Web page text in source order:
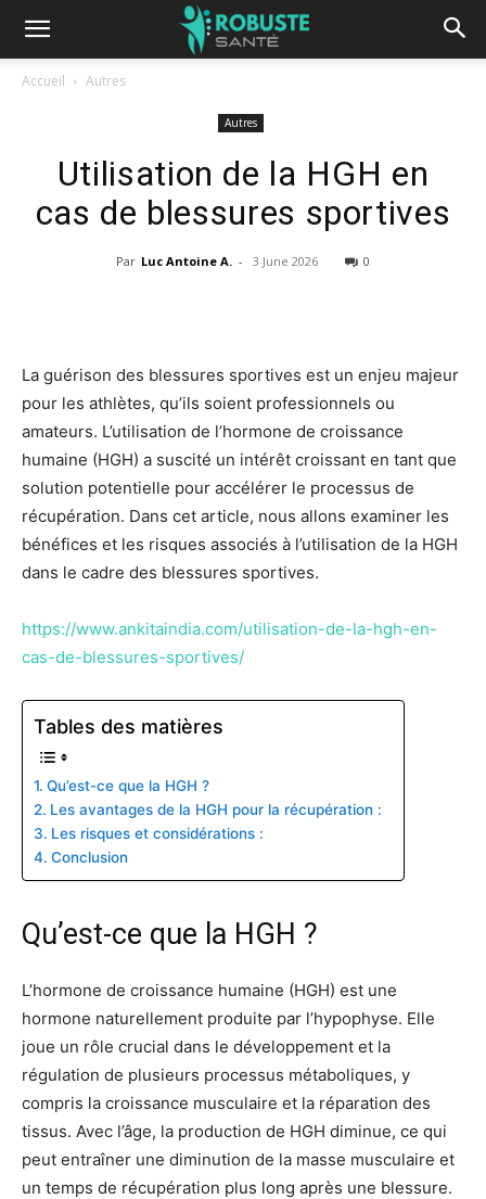
Accueil Autres
Autres
Utilisation de la HGH en
cas de blessures sportives
Par Luc Antoine A. - 3 June 2026 0
La guérison des blessures sportives est un enjeu majeur
pour les athlètes, qu’ils soient professionnels ou
amateurs. L’utilisation de l’hormone de croissance
humaine (HGH) a suscité un intérêt croissant en tant que
solution potentielle pour accélérer le processus de
récupération. Dans cet article, nous allons examiner les
bénéfices et les risques associés à l’utilisation de la HGH
dans le cadre des blessures sportives.
https://www.ankitaindia.com/utilisation-de-la-hgh-en-
cas-de-blessures-sportives/
Tables des matières
Qu’est-ce que la HGH ?
Les avantages de la HGH pour la récupération :
Les risques et considérations :
Conclusion
Qu’est-ce que la HGH ?
L’hormone de croissance humaine (HGH) est une
hormone naturellement produite par l’hypophyse. Elle
joue un rôle crucial dans le développement et la
régulation de plusieurs processus métaboliques, y
compris la croissance musculaire et la réparation des
tissus. Avec l’âge, la production de HGH diminue, ce qui
peut entraîner une diminution de la masse musculaire et
un temps de récupération plus long après une blessure.